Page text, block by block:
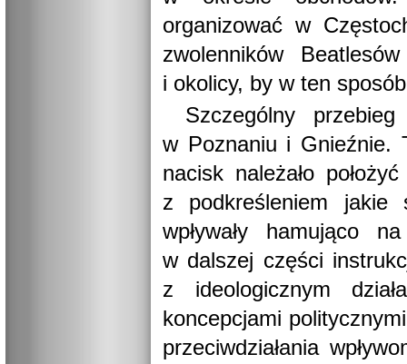
organizować w
zwolenników
i okolicy, by w ten
Szczególny
w Poznaniu i Gnieźnie.
nacisk należało
z podkreśleniem jakie
wpływały hamująco
w dalszej części
z ideologicznym
koncepcjami
przeciwdziałania